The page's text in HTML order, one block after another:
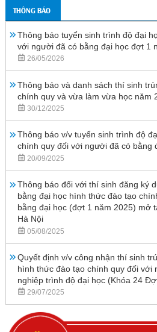
THÔNG BÁO
Thông báo tuyển sinh trình độ đại
với người đã có bằng đại học đợt 1
26/05/2026
Thông báo và danh sách thí sinh
chính quy và vừa làm vừa học năm
30/12/2025
Thông báo v/v tuyển sinh trình độ
chính quy đối với người đã có bằng
20/09/2025
Thông báo đối với thí sinh đăng ký
bằng đại học hình thức đào tạo
bằng đại học (đợt 1 năm 2025) mở
Hà Nội
05/08/2025
Quyết định v/v công nhận thí sinh
hình thức đào tạo chính quy đối với
nghiệp trình độ đại học (Khóa 24
29/07/2025